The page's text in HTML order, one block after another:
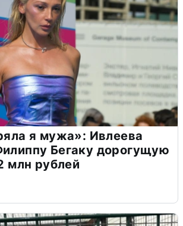
я мужа»: Ивлеева
Бегаку дорогущую
млн рублей